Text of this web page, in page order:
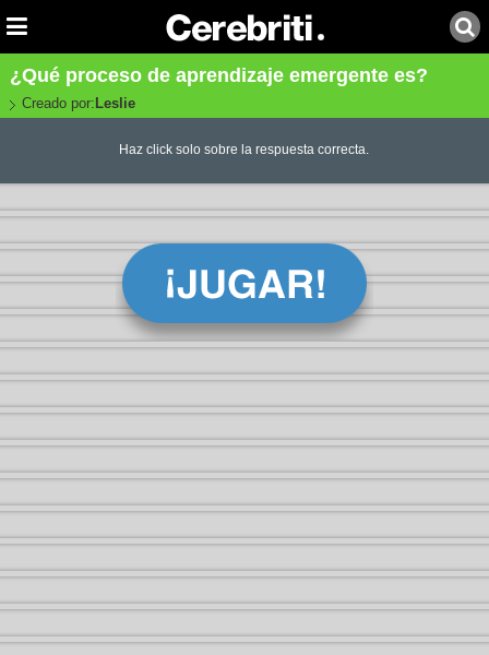
¿Qué proceso de aprendizaje emergente es?
Creado por: Leslie
Haz click solo sobre la respuesta correcta.